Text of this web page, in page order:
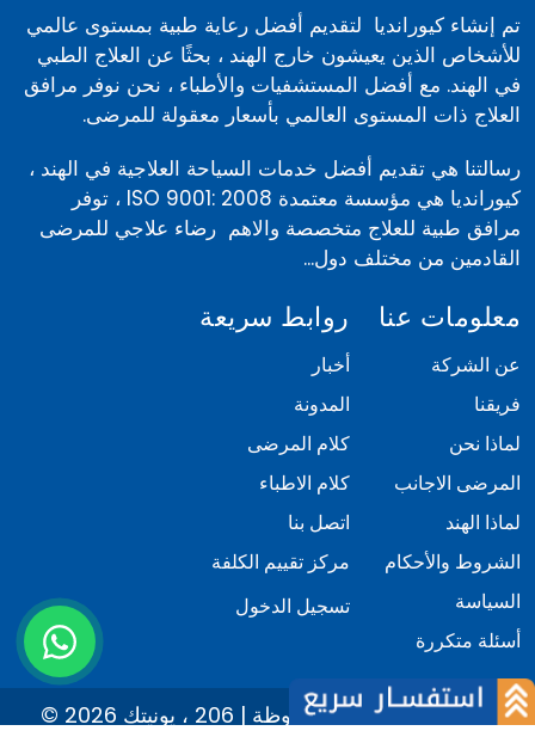
تم إنشاء كيورانديا لتقديم أفضل رعاية طبية بمستوى عالمي
للأشخاص الذين يعيشون خارج الهند ، بحثًا عن العلاج الطبي
في الهند. مع أفضل المستشفيات والأطباء ، نحن نوفر مرافق
العلاج ذات المستوى العالمي بأسعار معقولة للمرضى.
رسالتنا هي تقديم أفضل خدمات السياحة العلاجية في الهند ،
كيورانديا هي مؤسسة معتمدة ISO 9001: 2008 ، توفر
مرافق طبية للعلاج متخصصة والاهم رضاء علاجي للمرضى
القادمين من مختلف دول...
معلومات عنا
عن الشركة
فريقنا
لماذا نحن
المرضى الاجانب
لماذا الهند
الشروط والأحكام
السياسة
أسئلة متكررة
روابط سريعة
أخبار
المدونة
كلام المرضى
كلام الاطباء
اتصل بنا
مركز تقييم الكلفة
تسجيل الدخول
© 2026 كيور انديا. كل الحقوق محفوظة | 206 ، يونيتك